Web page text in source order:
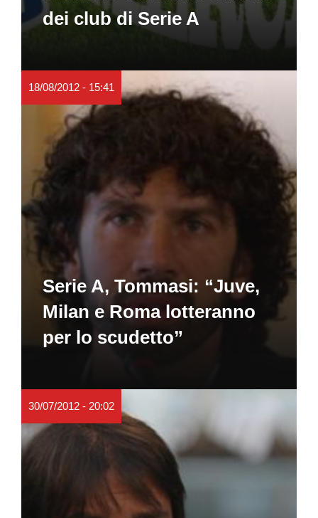
dei club di Serie A
18/08/2012 - 15:41
Serie A, Tommasi: “Juve,
Milan e Roma lotteranno
per lo scudetto”
30/07/2012 - 20:02